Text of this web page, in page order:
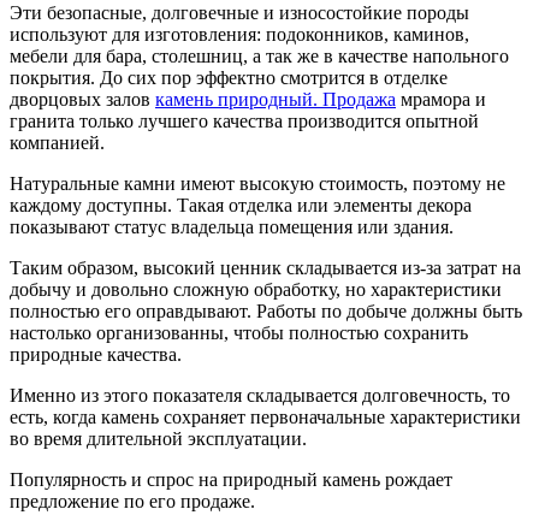
Эти безопасные, долговечные и износостойкие породы
используют для изготовления: подоконников, каминов,
мебели для бара, столешниц, а так же в качестве напольного
покрытия. До сих пор эффектно смотрится в отделке
дворцовых залов камень природный. Продажа мрамора и
гранита только лучшего качества производится опытной
компанией.
Натуральные камни имеют высокую стоимость, поэтому не
каждому доступны. Такая отделка или элементы декора
показывают статус владельца помещения или здания.
Таким образом, высокий ценник складывается из-за затрат на
добычу и довольно сложную обработку, но характеристики
полностью его оправдывают. Работы по добыче должны быть
настолько организованны, чтобы полностью сохранить
природные качества.
Именно из этого показателя складывается долговечность, то
есть, когда камень сохраняет первоначальные характеристики
во время длительной эксплуатации.
Популярность и спрос на природный камень рождает
предложение по его продаже.